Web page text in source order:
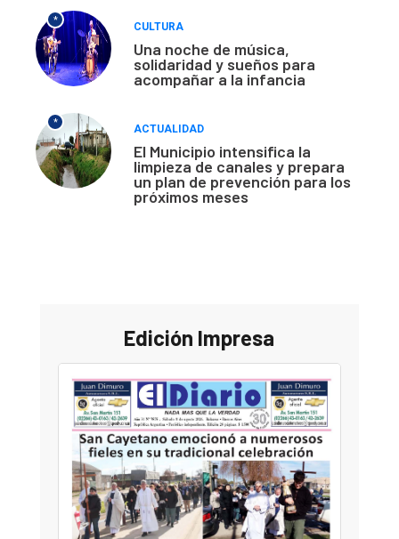
*
CULTURA
Una noche de música,
solidaridad y sueños para
acompañar a la infancia
*
ACTUALIDAD
El Municipio intensifica la
limpieza de canales y prepara
un plan de prevención para los
próximos meses
Edición Impresa